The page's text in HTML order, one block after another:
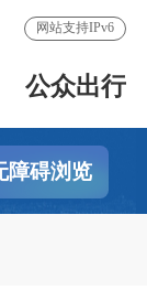
网站支持IPv6
公众出行
障碍浏览